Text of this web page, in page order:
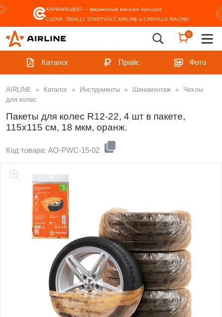
КАРВИЛЬШОП — фирменный магазин брендов
LUZAR, TRIALLI, STARTVOLT, AIRLINE и CARVILLE RACING
0
Каталог Прайс Фото
AIRLINE » Каталог » Инструменты » Шиномонтаж »
Чехлы
для колес
Пакеты для колес R12-22, 4 шт в пакете,
115х115 см, 18 мкм, оранж.
Код товара: AO-PWC-15-02